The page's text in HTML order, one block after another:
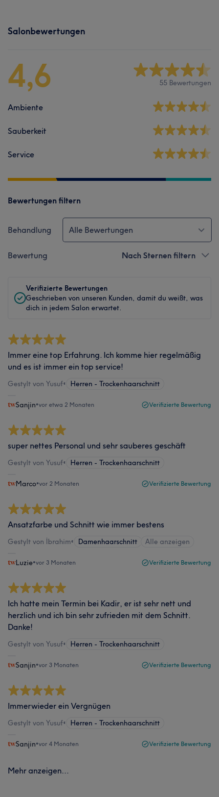
Salonbewertungen
4,6 55 Bewertungen
Ambiente
Sauberkeit
Service
Bewertungen filtern
Behandlung Alle Bewertungen
Bewertung Nach Sternen filtern
Verifizierte Bewertungen
Geschrieben von unseren Kunden, damit du weißt, was
dich in jedem Salon erwartet.
Immer eine top Erfahrung. Ich komme hier regelmäßig
und es ist immer ein top service!
Gestylt von Yusuf• Herren - Trockenhaarschnitt
Sanjin•vor etwa 2 Monaten Verifizierte Bewertung
super nettes Personal und sehr sauberes geschäft
Gestylt von Yusuf• Herren - Trockenhaarschnitt
Marco•vor 2 Monaten Verifizierte Bewertung
Ansatzfarbe und Schnitt wie immer bestens
Gestylt von İbrahim• Damenhaarschnitt Alle anzeigen
Luzie•vor 3 Monaten Verifizierte Bewertung
Ich hatte mein Termin bei Kadir, er ist sehr nett und
herzlich und ich bin sehr zufrieden mit dem Schnitt.
Danke!
Gestylt von Yusuf• Herren - Trockenhaarschnitt
Sanjin•vor 3 Monaten Verifizierte Bewertung
Immerwieder ein Vergnügen
Gestylt von Yusuf• Herren - Trockenhaarschnitt
Sanjin•vor 4 Monaten Verifizierte Bewertung
Mehr anzeigen...